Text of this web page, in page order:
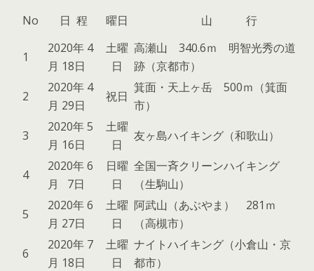
No 日 程 曜日 山 行
1
2020年 4
月 18日
土曜
日
高瀬山 340.6ｍ 明智光秀の道
跡（京都市）
2
2020年 4
月 29日
祝日
箕面・天上ヶ岳 500ｍ（箕面
市）
3
2020年 5
月 16日
土曜
日
友ヶ島ハイキング（和歌山）
4
2020年 6
月 7日
日曜
日
全国一斉クリーンハイキング
（生駒山）
5
2020年 6
月 27日
土曜
日
阿武山（あぶやま） 281ｍ
（高槻市）
6
2020年 7
月 18日
土曜
日
ナイトハイキング（小倉山・京
都市）